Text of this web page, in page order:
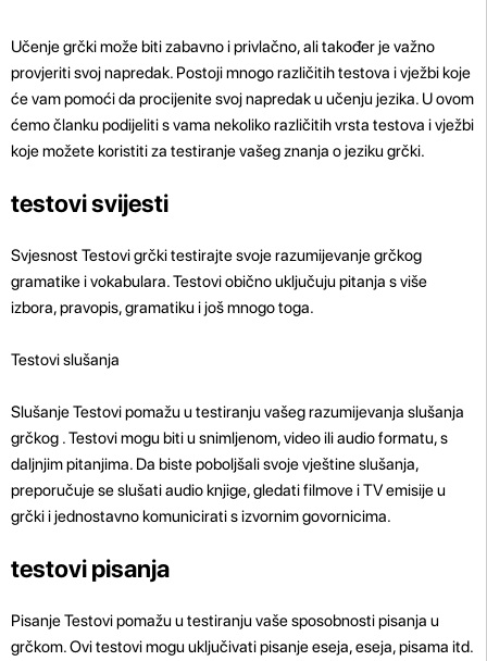
Učenje grčki može biti zabavno i privlačno, ali također je važno
provjeriti svoj napredak. Postoji mnogo različitih testova i vježbi koje
će vam pomoći da procijenite svoj napredak u učenju jezika. U ovom
ćemo članku podijeliti s vama nekoliko različitih vrsta testova i vježbi
koje možete koristiti za testiranje vašeg znanja o jeziku grčki.
testovi svijesti
Svjesnost Testovi grčki testirajte svoje razumijevanje grčkog
gramatike i vokabulara. Testovi obično uključuju pitanja s više
izbora, pravopis, gramatiku i još mnogo toga.
Testovi slušanja
Slušanje Testovi pomažu u testiranju vašeg razumijevanja slušanja
grčkog . Testovi mogu biti u snimljenom, video ili audio formatu, s
daljnjim pitanjima. Da biste poboljšali svoje vještine slušanja,
preporučuje se slušati audio knjige, gledati filmove i TV emisije u
grčki i jednostavno komunicirati s izvornim govornicima.
testovi pisanja
Pisanje Testovi pomažu u testiranju vaše sposobnosti pisanja u
grčkom. Ovi testovi mogu uključivati ​​pisanje eseja, eseja, pisama itd.